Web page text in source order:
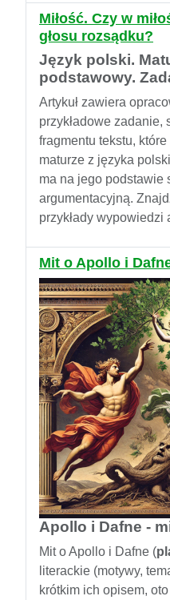
Miłość. Czy w
głosu rozsądku?
Język polski.
podstawowy.
Artykuł zawiera
przykładowe zadanie,
fragmentu tekstu,
maturze z języka
ma na jego podstawie
argumentacyjną.
przykłady wypowiedzi
Mit o Apollo i
Apollo i Dafne -
Mit o Apollo i Dafne (
literackie (motywy,
krótkim ich opisem,